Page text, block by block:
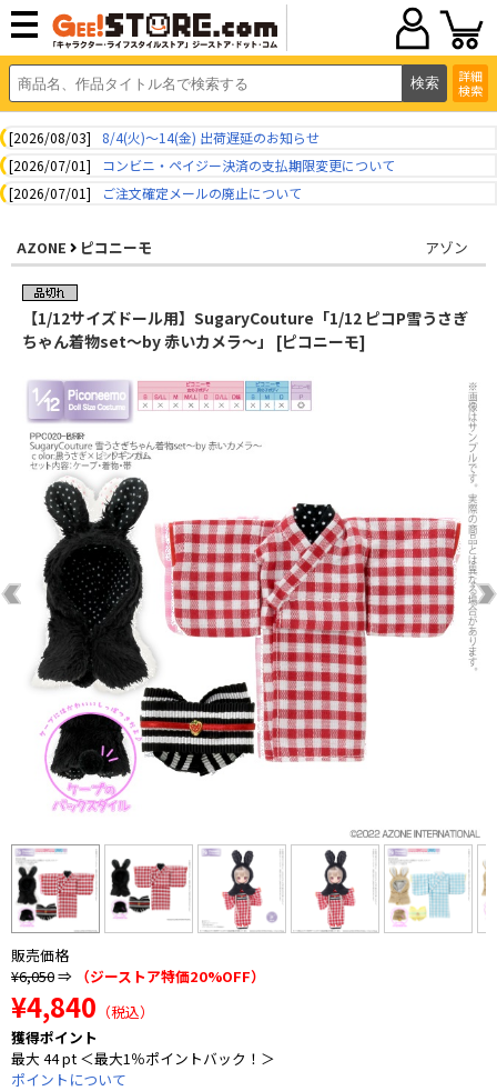
詳細
検索
[2026/08/03]
8/4(火)～14(金) 出荷遅延のお知らせ
[2026/07/01]
コンビニ・ペイジー決済の支払期限変更について
[2026/07/01]
ご注文確定メールの廃止について
AZONE ピコニーモ アゾン
【1/12サイズドール用】SugaryCouture「1/12 ピコP雪うさぎ
ちゃん着物set～by 赤いカメラ～」 [ピコニーモ]
販売価格
¥6,050⇒ （ジーストア特価20%OFF）
¥4,840 （税込）
獲得ポイント
最大 44 pt ＜最大1％ポイントバック！＞
ポイントについて